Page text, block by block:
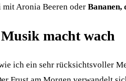
Aronia Beeren oder Bananen,
macht wach
ich ein sehr rücksichtsvoller